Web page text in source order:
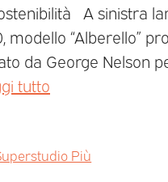
A sinistra
“Alberello”
da George Nelson
tutto
Più